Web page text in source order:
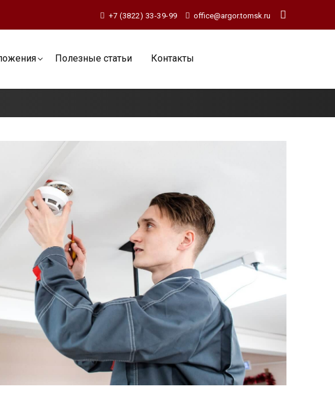
+7 (3822) 33-39-99 office@argor.tomsk.ru
Полезные статьи Контакты